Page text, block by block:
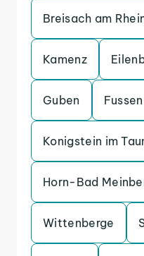
Breisach am
Kamenz
Guben Fussen
Konigstein im
Horn-Bad
Wittenberge